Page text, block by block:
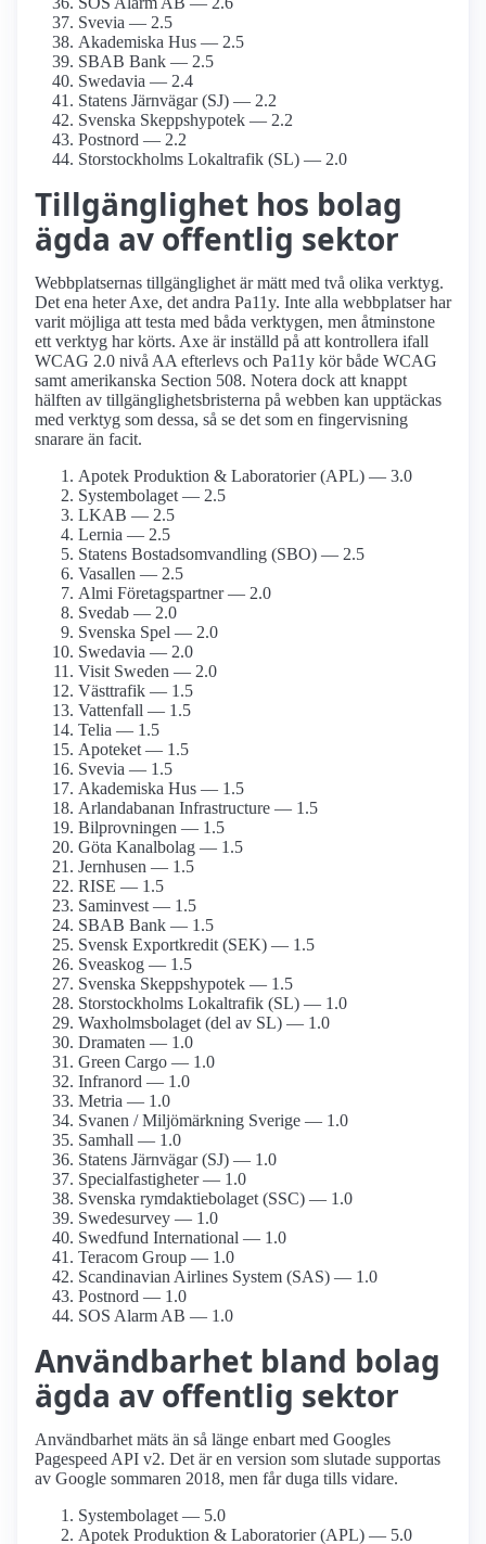
Svevia — 2.5
Akademiska Hus — 2.5
SBAB Bank — 2.5
Swedavia — 2.4
Statens Järnvägar (SJ) — 2.2
Svenska Skepps­hypotek — 2.2
Postnord — 2.2
Storstockholms Lokaltrafik (SL) — 2.0
Tillgänglighet hos bolag
ägda av offentlig sektor
Webbplatsernas tillgänglighet är mätt med två olika verktyg.
Det ena heter Axe, det andra Pa11y. Inte alla webbplatser har
varit möjliga att testa med båda verktygen, men åtminstone
ett verktyg har körts. Axe är inställd på att kontrollera ifall
WCAG 2.0 nivå AA efterlevs och Pa11y kör både WCAG
samt amerikanska Section 508. Notera dock att knappt
hälften av tillgänglighetsbristerna på webben kan upptäckas
med verktyg som dessa, så se det som en fingervisning
snarare än facit.
Apotek Produktion & Laboratorier (APL) — 3.0
Systembolaget — 2.5
LKAB — 2.5
Lernia — 2.5
Statens Bostads­omvandling (SBO) — 2.5
Vasallen — 2.5
Almi Företagspartner — 2.0
Svedab — 2.0
Svenska Spel — 2.0
Swedavia — 2.0
Visit Sweden — 2.0
Västtrafik — 1.5
Vattenfall — 1.5
Telia — 1.5
Apoteket — 1.5
Svevia — 1.5
Akademiska Hus — 1.5
Arlanda­banan Infrastructure — 1.5
Bilprovningen — 1.5
Göta Kanalbolag — 1.5
Jernhusen — 1.5
RISE — 1.5
Saminvest — 1.5
SBAB Bank — 1.5
Svensk Exportkredit (SEK) — 1.5
Sveaskog — 1.5
Svenska Skepps­hypotek — 1.5
Storstockholms Lokaltrafik (SL) — 1.0
Waxholms­bolaget (del av SL) — 1.0
Dramaten — 1.0
Green Cargo — 1.0
Infranord — 1.0
Metria — 1.0
Svanen / Miljömärkning Sverige — 1.0
Samhall — 1.0
Statens Järnvägar (SJ) — 1.0
Specialfastigheter — 1.0
Svenska rymdaktie­bolaget (SSC) — 1.0
Swede­survey — 1.0
Swedfund International — 1.0
Teracom Group — 1.0
Scandinavian Airlines System (SAS) — 1.0
Postnord — 1.0
SOS Alarm AB — 1.0
Användbarhet bland bolag
ägda av offentlig sektor
Användbarhet mäts än så länge enbart med Googles
Pagespeed API v2. Det är en version som slutade supportas
av Google sommaren 2018, men får duga tills vidare.
Systembolaget — 5.0
Apotek Produktion & Laboratorier (APL) — 5.0